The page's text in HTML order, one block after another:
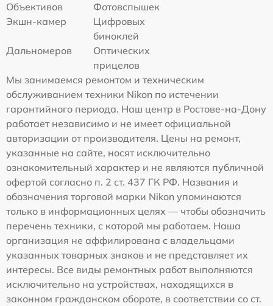
Объективов
Фотовспышек
Экшн-камер
Цифровых
биноклей
Дальномеров
Оптических
прицелов
Мы занимаемся ремонтом и техническим
обслуживанием техники Nikon по истечении
гарантийного периода. Наш центр в Ростове-на-Дону
работает независимо и не имеет официальной
авторизации от производителя. Цены на ремонт,
указанные на сайте, носят исключительно
ознакомительный характер и не являются публичной
офертой согласно п. 2 ст. 437 ГК РФ. Названия и
обозначения торговой марки Nikon упоминаются
только в информационных целях — чтобы обозначить
перечень техники, с которой мы работаем. Наша
организация не аффилирована с владельцами
указанных товарных знаков и не представляет их
интересы. Все виды ремонтных работ выполняются
исключительно на устройствах, находящихся в
законном гражданском обороте, в соответствии со ст.